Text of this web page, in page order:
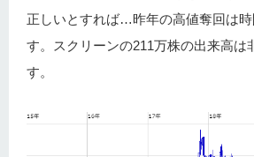
正しいとすれば…昨年の高値奪回は時
す。スクリーンの211万株の出来高は
す。